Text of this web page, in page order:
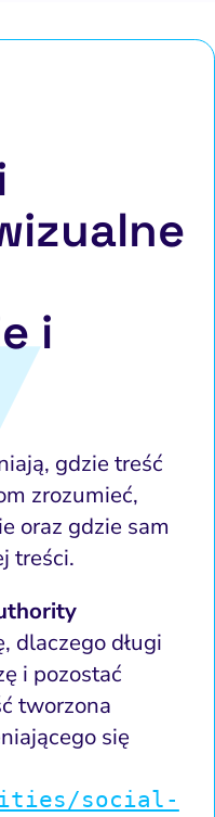
i
gdzie treść
zrozumieć,
oraz gdzie sam
treści.
dlaczego długi
i pozostać
tworzona
się
social-